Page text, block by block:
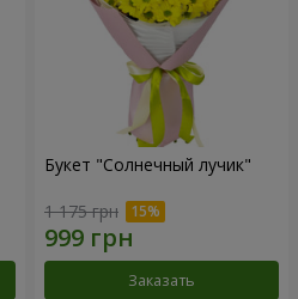
Букет "Солнечный лучик"
1 175 грн
Заказать